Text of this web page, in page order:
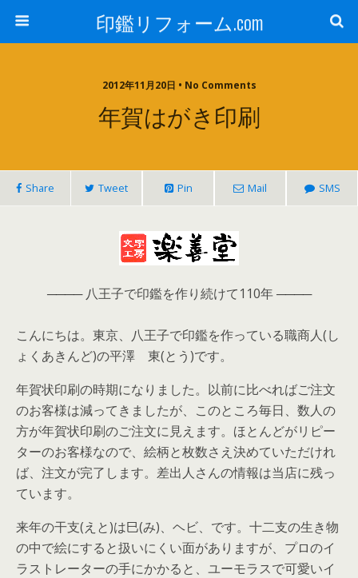
印鑑リフォーム.com
2012年11月20日 • No Comments
年賀はがき印刷
Share Tweet Pin Mail SMS
──── 八王子で印鑑を作り続けて110年 ────
こんにちは。東京、八王子で印鑑を作っている職商人(し
ょくあきんど)の平澤 東(とう)です。
年賀状印刷の時期になりました。以前に比べればご注文
のお客様は減ってきましたが、このところ毎日、数人の
方が年賀状印刷のご注文に見えます。ほとんどがリピー
ターのお客様なので、絵柄と枚数さえ決めていただけれ
ば、注文が完了します。差出人さんの情報は当店に残っ
ています。
来年の干支(えと)は巳(み)、ヘビ、です。十二支の生き物
の中で絵にすると扱いにくい面がありますが、プロのイ
ラストレーターの手にかかると、ユーモラスで可愛いイ